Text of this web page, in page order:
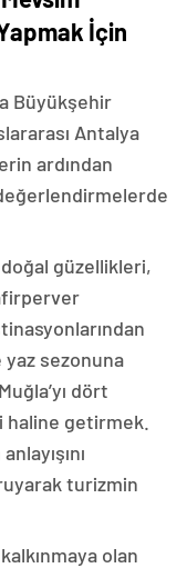
İçin
Büyükşehir
Antalya
ardından
güzellikleri,
sezonuna
dört
getirmek.
turizmin
olan